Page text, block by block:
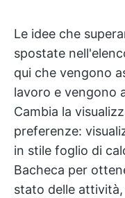
Le idee che
spostate
qui che vengono
lavoro e vengono
Cambia la
preferenze:
in stile foglio di
Bacheca per
stato delle